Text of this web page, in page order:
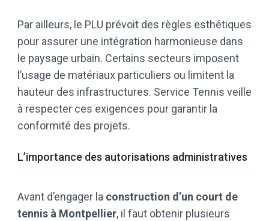
Par ailleurs, le PLU prévoit des règles esthétiques
pour assurer une intégration harmonieuse dans
le paysage urbain. Certains secteurs imposent
l’usage de matériaux particuliers ou limitent la
hauteur des infrastructures. Service Tennis veille
à respecter ces exigences pour garantir la
conformité des projets.
L’importance des autorisations administratives
Avant d’engager la construction d’un court de
tennis à Montpellier, il faut obtenir plusieurs